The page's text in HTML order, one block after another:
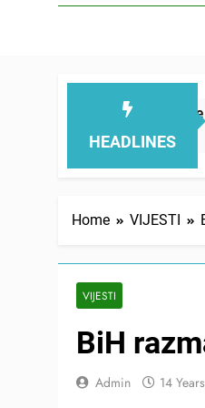
HEADLINES
smanjuju – ove 4 stvari ne
Home VIJESTI
VIJESTI
BiH
Admin 14